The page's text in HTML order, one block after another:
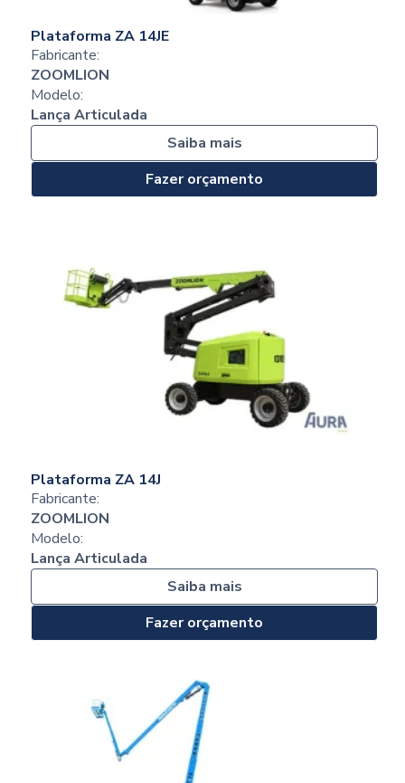
Plataforma ZA 14JE
Fabricante:
ZOOMLION
Modelo:
Lança Articulada
Saiba mais
Fazer orçamento
Plataforma ZA 14J
Fabricante:
ZOOMLION
Modelo:
Lança Articulada
Saiba mais
Fazer orçamento